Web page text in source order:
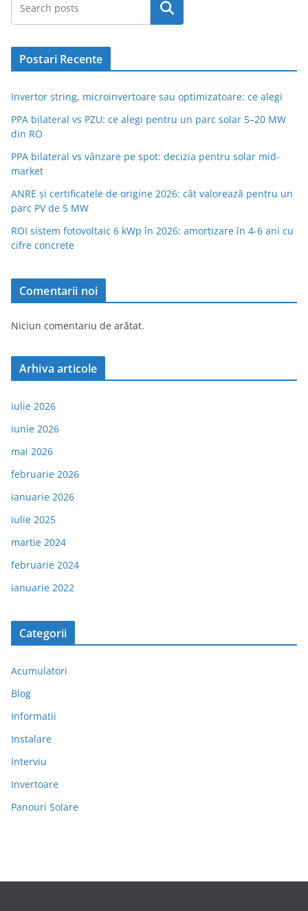
Caută
Postari Recente
Invertor string, microinvertoare sau optimizatoare: ce alegi
PPA bilateral vs PZU: ce alegi pentru un parc solar 5–20 MW
din RO
PPA bilateral vs vânzare pe spot: decizia pentru solar mid-
market
ANRE și certificatele de origine 2026: cât valorează pentru un
parc PV de 5 MW
ROI sistem fotovoltaic 6 kWp în 2026: amortizare în 4-6 ani cu
cifre concrete
Comentarii noi
Niciun comentariu de arătat.
Arhiva articole
iulie 2026
iunie 2026
mai 2026
februarie 2026
ianuarie 2026
iulie 2025
martie 2024
februarie 2024
ianuarie 2022
Categorii
Acumulatori
Blog
Informatii
Instalare
Interviu
Invertoare
Panouri Solare